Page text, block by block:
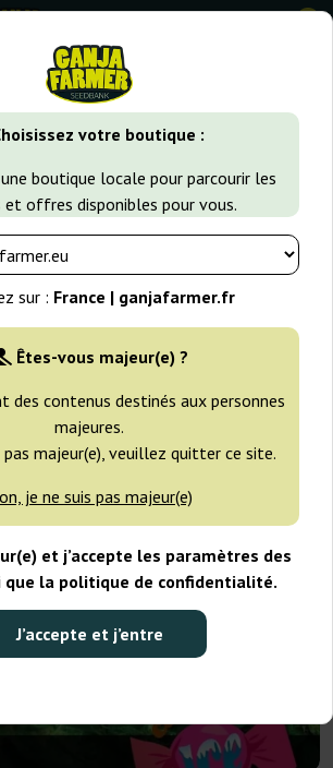
Variétés à croissance rapide ⭐
⏰ 2 Jours 07:24:51
votre boutique :
boutique locale pour parcourir les
et offres disponibles pour vous.
sur : France | ganjafarmer.fr
Êtes-vous majeur(e) ?
des contenus destinés aux personnes
majeures.
pas majeur(e), veuillez quitter ce site.
je ne suis pas majeur(e)
et j’accepte les paramètres des
que la politique de confidentialité.
J’accepte et j’entre
0
Types de Graines Graines de Cannabis
Positronics